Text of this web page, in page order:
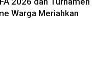
Warga Meriahkan